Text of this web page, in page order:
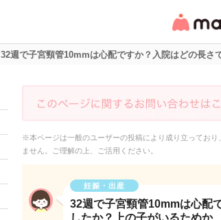
リ・情報
32週で子宮頸管10mmは心配ですか？入院はどの長さ
※本ページは一般のユーザーの投稿により成り立ってお
ません。ご理解の上、ご活用ください。
妊娠・出産
32週で子宮頸管10mmは心配
したか？上の子がいるためか